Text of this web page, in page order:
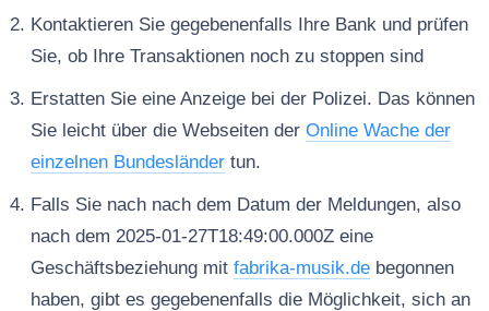
Kontaktieren Sie gegebenenfalls Ihre Bank und prüfen
Sie, ob Ihre Transaktionen noch zu stoppen sind
Erstatten Sie eine Anzeige bei der Polizei. Das können
Sie leicht über die Webseiten der Online Wache der
einzelnen Bundesländertun.
Falls Sie nach nach dem Datum der Meldungen, also
nach dem 2025-01-27T18:49:00.000Z eine
Geschäftsbeziehung mit fabrika-musik.debegonnen
haben, gibt es gegebenenfalls die Möglichkeit, sich an